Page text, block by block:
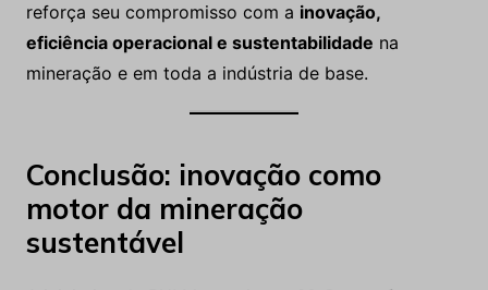
reforça seu compromisso com a inovação,
eficiência operacional e sustentabilidade na
mineração e em toda a indústria de base.
Conclusão: inovação como
motor da mineração
sustentável